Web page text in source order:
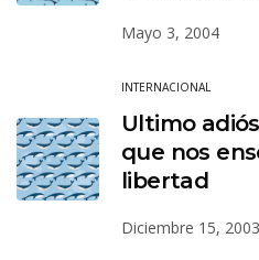
Mayo 3, 2004
INTERNACIONAL
Ultimo
que nos
libertad
Diciembre 15, 2003